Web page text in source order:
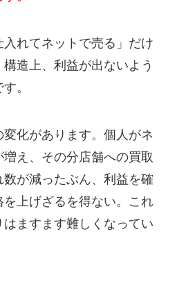
れてネットで売る」だけ
造上、利益が出ないよう
。
化があります。個人がネ
え、その分店舗への買取
が減ったぶん、利益を確
上げざるを得ない。これ
ますます難しくなってい